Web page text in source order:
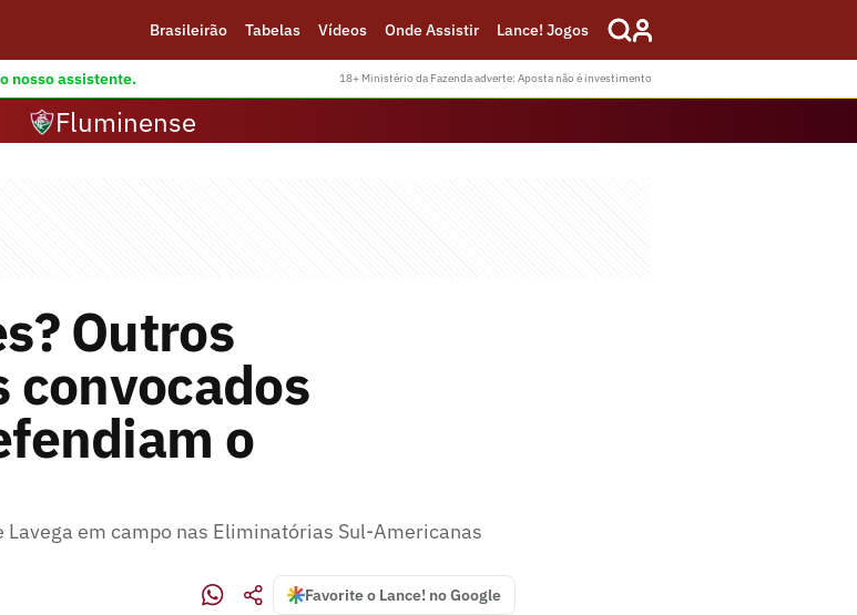
Brasileirão Tabelas Vídeos Onde Assistir Lance! Jogos
nosso assistente. 18+ Ministério da Fazenda adverte: Aposta não é investimento
Fluminense
Outros
convocados
o
Lavega em campo nas Eliminatórias Sul-Americanas
Favorite o Lance! no Google